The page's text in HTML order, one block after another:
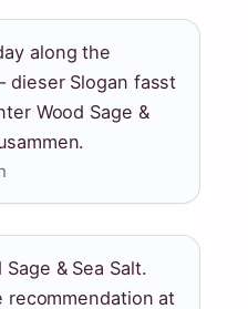
along the
dieser Slogan fasst
Wood Sage &
& Sea Salt.
recommendation at